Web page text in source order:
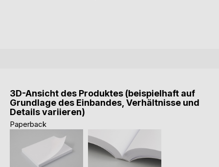
3D-Ansicht des Produktes (beispielhaft auf
Grundlage des Einbandes, Verhältnisse und
Details variieren)
Paperback